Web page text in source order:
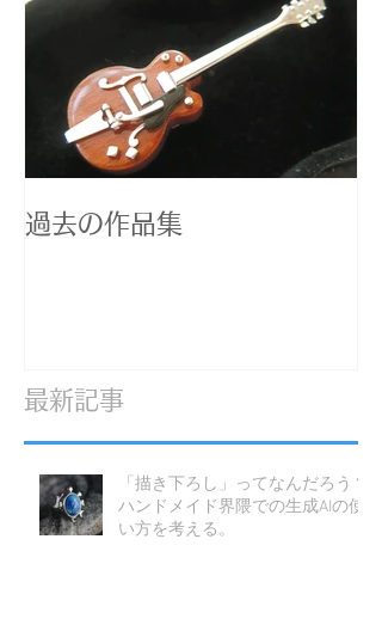
過去の作品集
最新記事
「描き下ろし」ってなんだろう？
ハンドメイド界隈での生成AIの使
い方を考える。